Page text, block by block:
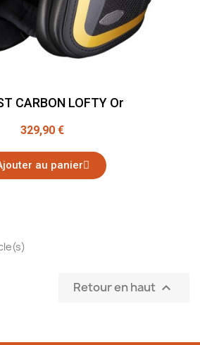
CARBON LOFTY Or
329,90 €
au panier
Retour en haut 